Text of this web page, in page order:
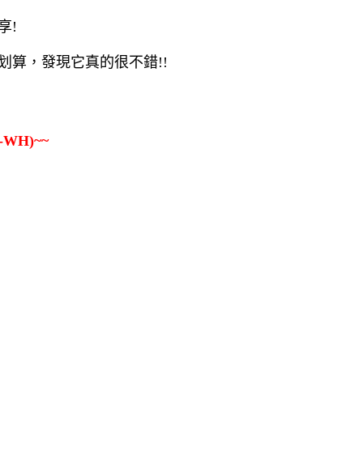
!
算，發現它真的很不錯!!